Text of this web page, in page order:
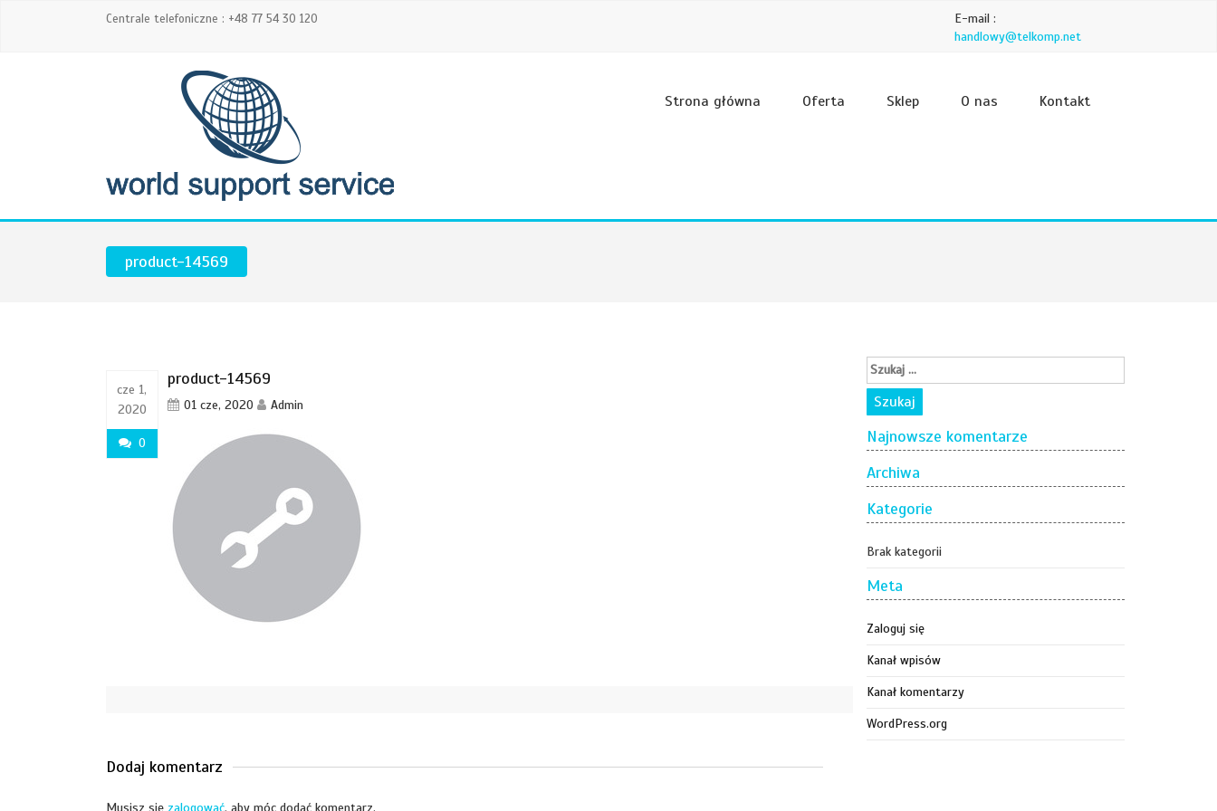
Centrale telefoniczne : +48 77 54 30 120
E-mail :
handlowy@telkomp.net
Strona główna Oferta Sklep O nas Kontakt
product-14569
cze 1,
2020
0
product-14569
01 cze, 2020 Admin
Dodaj komentarz
Musisz się zalogować, aby móc dodać komentarz.
Najnowsze komentarze
Archiwa
Kategorie
Brak kategorii
Meta
Zaloguj się
Kanał wpisów
Kanał komentarzy
WordPress.org